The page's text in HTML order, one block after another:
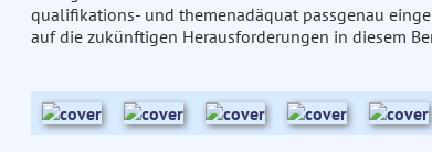
qualifikations- und themenadäquat passgenau
auf die zukünftigen Herausforderungen in diesem